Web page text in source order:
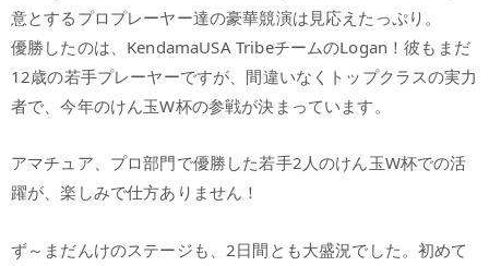
意とするプロプレーヤー達の豪華競演は見応えたっぷり。
優勝したのは、KendamaUSA TribeチームのLogan！彼もまだ
12歳の若手プレーヤーですが、間違いなくトップクラスの実力
者で、今年のけん玉W杯の参戦が決まっています。
アマチュア、プロ部門で優勝した若手2人のけん玉W杯での活
躍が、楽しみで仕方ありません！
ず～まだんけのステージも、2日間とも大盛況でした。初めて